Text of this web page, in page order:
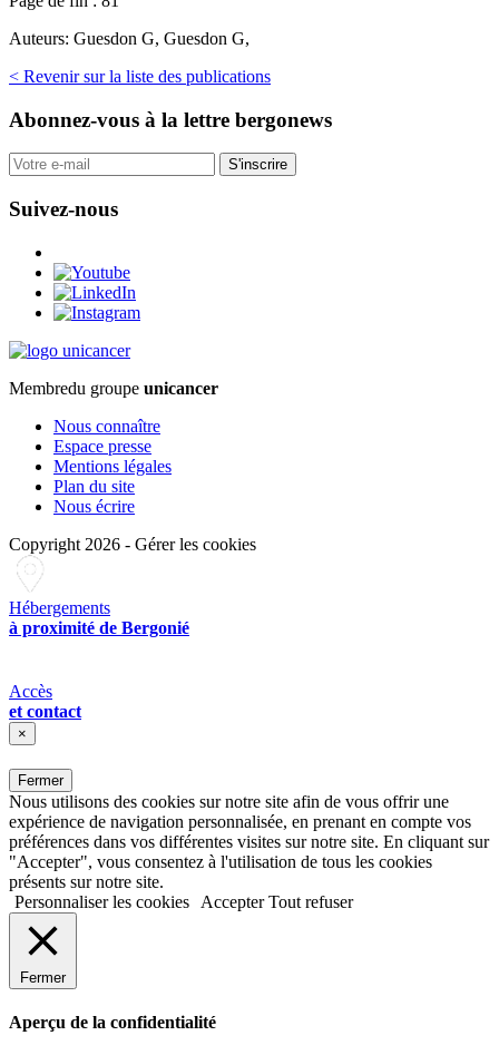
Auteurs: Guesdon G, Guesdon G,
< Revenir sur la liste des publications
Abonnez-vous à la lettre bergonews
S'inscrire
Suivez-nous
Membredu groupe unicancer
Nous connaître
Espace presse
Mentions légales
Plan du site
Nous écrire
Copyright 2026 - Gérer les cookies
Hébergements
à proximité de Bergonié
Accès
et contact
×
Fermer
Nous utilisons des cookies sur notre site afin de vous offrir une
expérience de navigation personnalisée, en prenant en compte vos
préférences dans vos différentes visites sur notre site. En cliquant sur
"Accepter", vous consentez à l'utilisation de tous les cookies
présents sur notre site.
Personnaliser les cookies
Accepter Tout refuser
Fermer
Aperçu de la confidentialité